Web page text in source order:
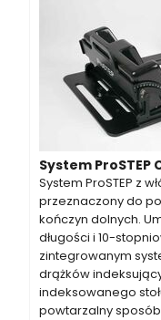
System ProSTEP
System ProSTEP z
przeznaczony do
kończyn dolnych.
długości i 10-
zintegrowanym
drążków
indeksowanego
powtarzalny